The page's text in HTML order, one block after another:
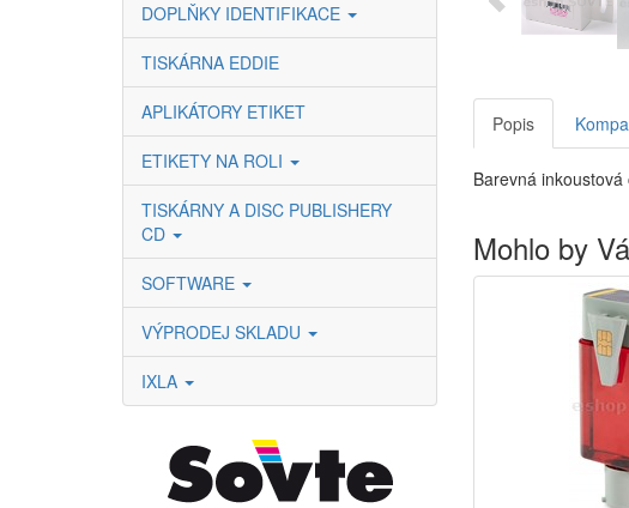
DOPLŇKY IDENTIFIKACE
TISKÁRNA EDDIE
APLIKÁTORY ETIKET
ETIKETY NA ROLI
TISKÁRNY A DISC PUBLISHERY
CD
SOFTWARE
VÝPRODEJ SKLADU
IXLA
Popis
Barevná
Mohlo by